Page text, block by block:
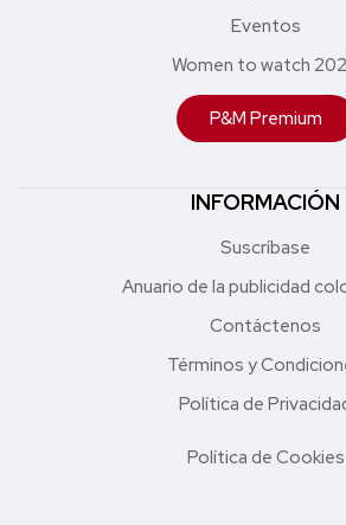
Eventos
Women to watch
P&M Premium
INFORMACIÓN
Suscríbase
Anuario de la publicidad
Contáctenos
Términos y
Política de
Política de Cookies